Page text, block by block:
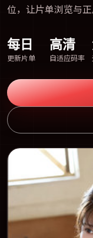
位，让片单浏览与
每日
更新片单
高清
自适应码率